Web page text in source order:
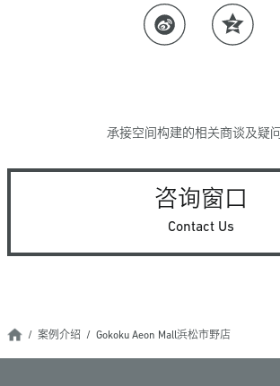
承接空间构建的相关商谈及疑问
咨询窗口
Contact Us
案例介绍 Gokoku Aeon Mall浜松市野店